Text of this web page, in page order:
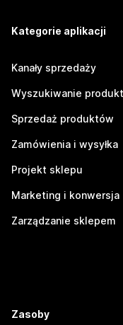
Kategorie aplikacji
Kanały sprzedaży
Wyszukiwanie
Sprzedaż produktów
Zamówienia i wysyłka
Projekt sklepu
Marketing i konwersja
Zarządzanie sklepem
Zasoby